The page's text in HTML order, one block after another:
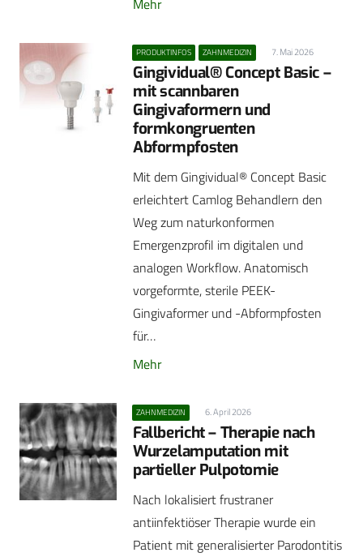
PRODUKTINFOS ZAHNMEDIZIN 7. Mai 2026
Gingividual® Concept Basic –
mit scannbaren
Gingivaformern und
formkongruenten
Abformpfosten
Mit dem Gingividual® Concept Basic
erleichtert Camlog Behandlern den
Weg zum naturkonformen
Emergenzprofil im digitalen und
analogen Workflow. Anatomisch
vorgeformte, sterile PEEK-
Gingivaformer und -Abformpfosten
für…
Mehr
ZAHNMEDIZIN 6. April 2026
Fallbericht – Therapie nach
Wurzelamputation mit
partieller Pulpotomie
Nach lokalisiert frustraner
antiinfektiöser Therapie wurde ein
Patient mit generalisierter Parodontitis